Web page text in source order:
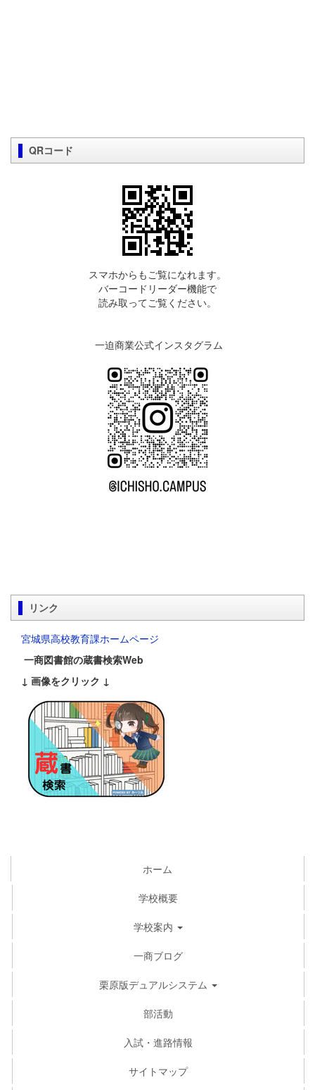
QRコード
スマホからもご覧になれます。
バーコードリーダー機能で
読み取ってご覧ください。
一迫商業公式インスタグラム
リンク
宮城県高校教育課ホームページ
一商図書館の蔵書検索Web
↓ 画像をクリック ↓
ホーム
学校概要
学校案内
一商ブログ
栗原版デュアルシステム
部活動
入試・進路情報
サイトマップ